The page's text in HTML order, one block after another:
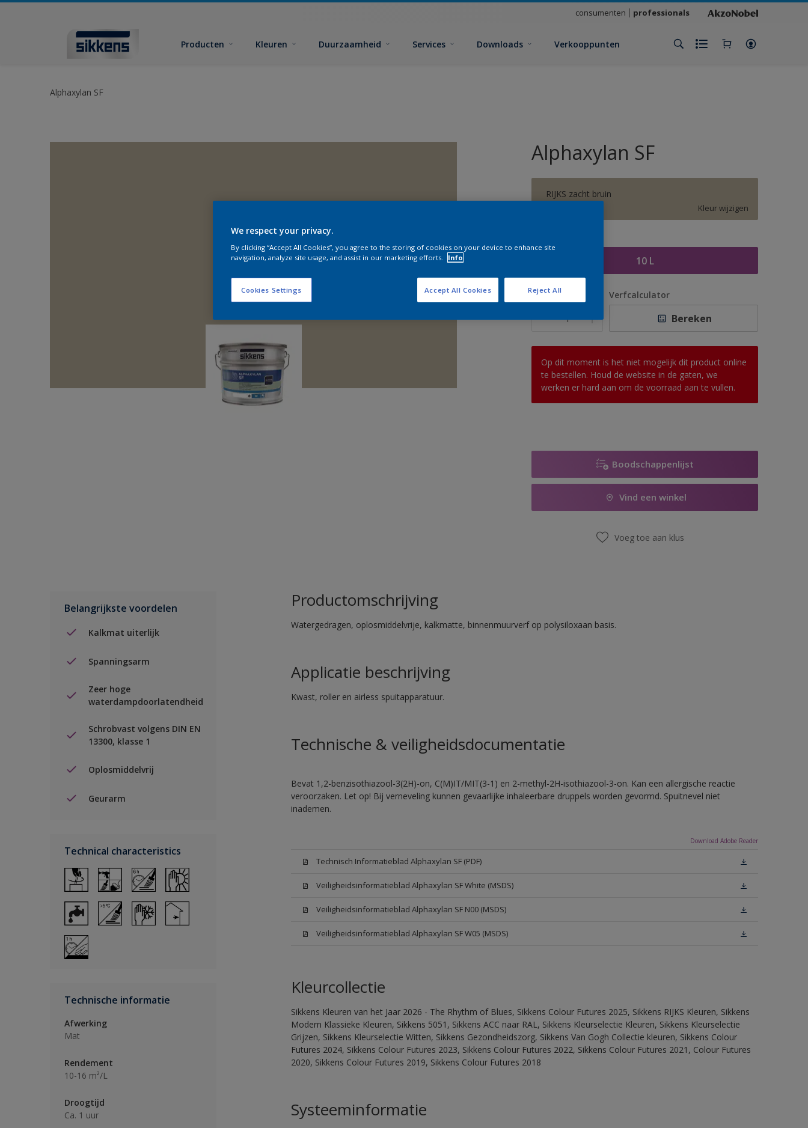
consumenten professionals
Producten Kleuren Duurzaamheid Services Downloads Verkooppunten
Alphaxylan SF
Alphaxylan SF
RIJKS zacht bruin
Kleur wijzigen
10 L
Aantal Verfcalculator
Bereken
Op dit moment is het niet mogelijk dit product online
te bestellen. Houd de website in de gaten, we
werken er hard aan om de voorraad aan te vullen.
Boodschappenlijst
Vind een winkel
Voeg toe aan klus
Belangrijkste voordelen
Kalkmat uiterlijk
Spanningsarm
Zeer hoge
waterdampdoorlatendheid
Schrobvast volgens DIN EN
13300, klasse 1
Oplosmiddelvrij
Geurarm
Technical characteristics
Technische informatie
Afwerking
Mat
Rendement
10-16 m²/L
Droogtijd
Ca. 1 uur
Productomschrijving
Watergedragen, oplosmiddelvrije, kalkmatte, binnenmuurverf op polysiloxaan basis.
Applicatie beschrijving
Kwast, roller en airless spuitapparatuur.
Technische & veiligheidsdocumentatie
Bevat 1,2-benzisothiazool-3(2H)-on, C(M)IT/MIT(3-1) en 2-methyl-2H-isothiazool-3-on. Kan een allergische reactie
veroorzaken. Let op! Bij verneveling kunnen gevaarlijke inhaleerbare druppels worden gevormd. Spuitnevel niet
inademen.
Download Adobe Reader
Technisch Informatieblad Alphaxylan SF (PDF)
Veiligheidsinformatieblad Alphaxylan SF White (MSDS)
Veiligheidsinformatieblad Alphaxylan SF N00 (MSDS)
Veiligheidsinformatieblad Alphaxylan SF W05 (MSDS)
Kleurcollectie
Sikkens Kleuren van het Jaar 2026 - The Rhythm of Blues, Sikkens Colour Futures 2025, Sikkens RIJKS Kleuren, Sikkens
Modern Klassieke Kleuren, Sikkens 5051, Sikkens ACC naar RAL, Sikkens Kleurselectie Kleuren, Sikkens Kleurselectie
Grijzen, Sikkens Kleurselectie Witten, Sikkens Gezondheidszorg, Sikkens Van Gogh Collectie kleuren, Sikkens Colour
Futures 2024, Sikkens Colour Futures 2023, Sikkens Colour Futures 2022, Sikkens Colour Futures 2021, Colour Futures
2020, Sikkens Colour Futures 2019, Sikkens Colour Futures 2018
Systeeminformatie
We respect your privacy.
By clicking “Accept All Cookies”, you agree to the storing of cookies on your device to enhance site
navigation, analyze site usage, and assist in our marketing efforts.
Info
Cookies Settings Reject All
Accept All Cookies